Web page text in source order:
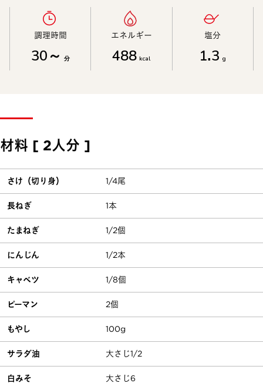
調理時間​
30～ 分
エネルギー​
488 kcal
塩分​
1.3 g
材料 [ 2人分 ]
さけ（切り身） 1/4尾
長ねぎ 1本
たまねぎ 1/2個
にんじん 1/2本
キャベツ 1/8個
ピーマン 2個
もやし 100g
サラダ油 大さじ1/2
白みそ 大さじ6